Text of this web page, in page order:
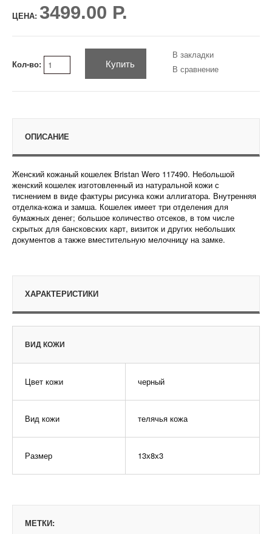
ЦЕНА: 3499.00 Р.
Кол-во: Купить
В закладки
В сравнение
ОПИСАНИЕ
Женский кожаный кошелек Bristan Wero 117490. Небольшой
женский кошелек изготовленный из натуральной кожи с
тиснением в виде фактуры рисунка кожи аллигатора. Внутренняя
отделка-кожа и замша. Кошелек имеет три отделения для
бумажных денег; большое количество отсеков, в том числе
скрытых для бансковских карт, визиток и других небольших
документов а также вместительную мелочницу на замке.
ХАРАКТЕРИСТИКИ
ВИД КОЖИ
Цвет кожи черный
Вид кожи телячья кожа
Размер 13х8х3
МЕТКИ: